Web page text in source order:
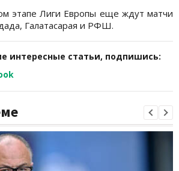
этапе Лиги Европы еще ждут матчи
Галатасарая и РФШ.
интересные статьи, подпишись: